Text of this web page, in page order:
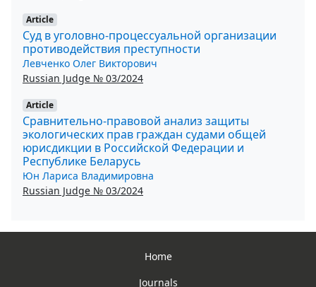
Article
Суд в уголовно-процессуальной организации
противодействия преступности
Левченко Олег Викторович
Russian Judge № 03/2024
Article
Сравнительно-правовой анализ защиты
экологических прав граждан судами общей
юрисдикции в Российской Федерации и
Республике Беларусь
Юн Лариса Владимировна
Russian Judge № 03/2024
Home
Journals